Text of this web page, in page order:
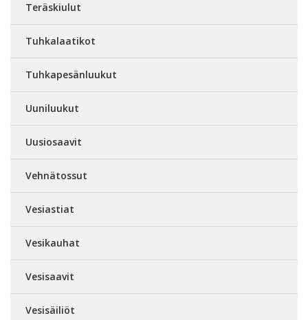
Teräskiulut
Tuhkalaatikot
Tuhkapesänluukut
Uuniluukut
Uusiosaavit
Vehnätossut
Vesiastiat
Vesikauhat
Vesisaavit
Vesisäiliöt